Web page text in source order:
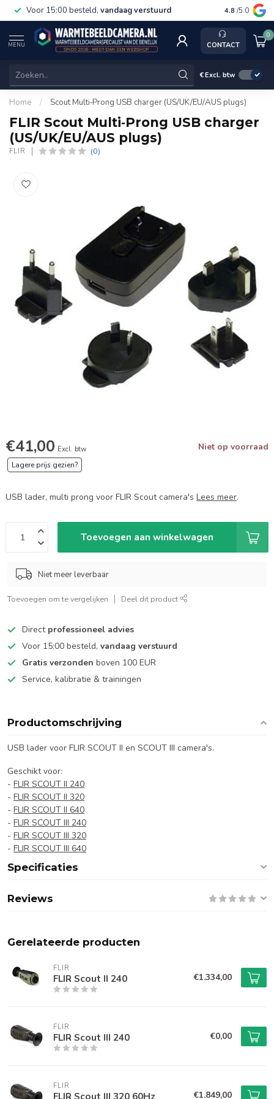
Voor 15:00 besteld, vandaag verstuurd Gratis
4.8 /5.0
MENU CONTACT
0
€Excl. btw
Home / Scout Multi‐Prong USB charger (US/UK/EU/AUS plugs)
FLIR Scout Multi‐Prong USB charger
(US/UK/EU/AUS plugs)
FLIR (0)
€41,00 Excl. btw Niet op voorraad
Lagere prijs gezien?
USB lader, multi prong voor FLIR Scout camera's Lees meer.
Toevoegen aan winkelwagen
Niet meer leverbaar
Toevoegen om te vergelijken Deel dit product
Direct professioneel advies
Voor 15:00 besteld, vandaag verstuurd
Gratis verzonden boven 100 EUR
Service, kalibratie & trainingen
Productomschrijving
USB lader voor FLIR SCOUT II en SCOUT III camera's.
Geschikt voor:
- FLIR SCOUT II 240
- FLIR SCOUT II 320
- FLIR SCOUT II 640
- FLIR SCOUT III 240
- FLIR SCOUT III 320
- FLIR SCOUT III 640
Specificaties
Reviews
Gerelateerde producten
FLIR
FLIR Scout II 240 €1.334,00
FLIR
FLIR Scout III 240 €0,00
FLIR
FLIR Scout III 320 60Hz €1.849,00